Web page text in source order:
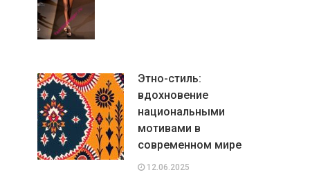
Этно-стиль:
вдохновение
национальными
мотивами в
современном мире
12.06.2025